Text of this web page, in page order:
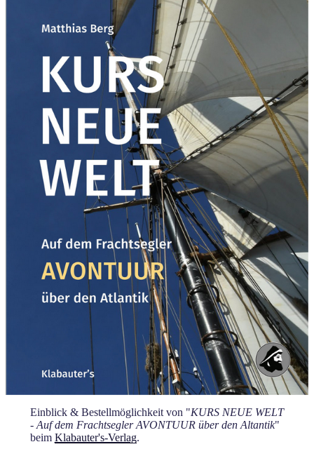
Einblick & Bestellmöglichkeit von "KURS NEUE WELT
- Auf dem Frachtsegler AVONTUUR über den Altantik"
beim Klabauter's-Verlag.